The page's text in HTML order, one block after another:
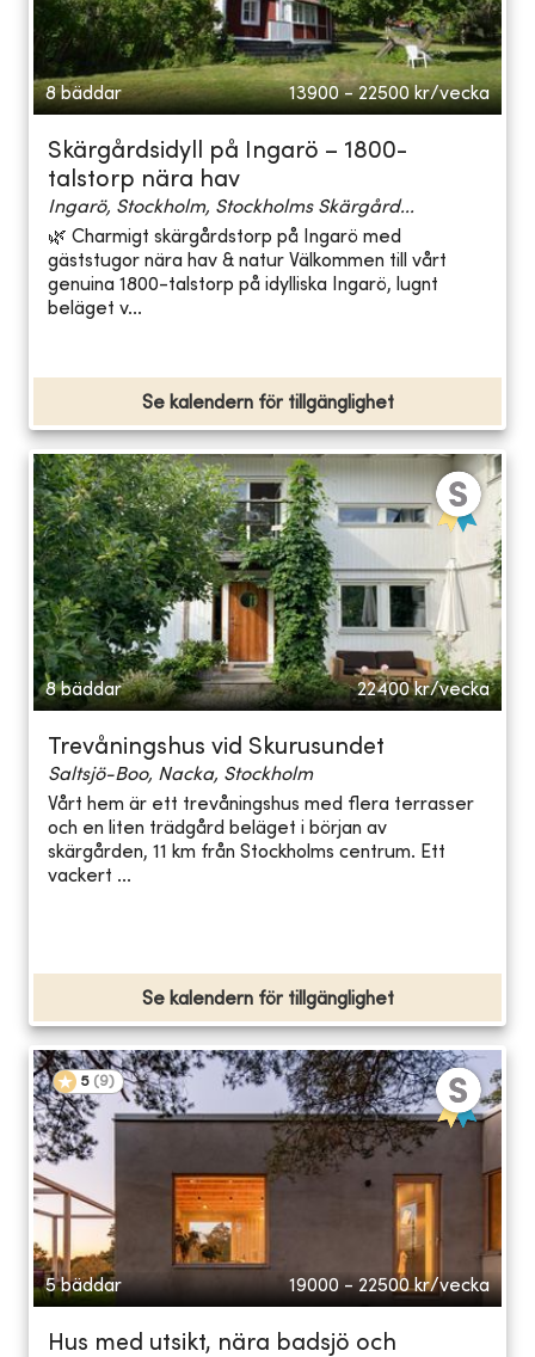
8 bäddar 13900 - 22500 kr/vecka
Skärgårdsidyll på Ingarö – 1800-
talstorp nära hav
Ingarö, Stockholm, Stockholms Skärgård...
🌿 Charmigt skärgårdstorp på Ingarö med
gäststugor nära hav & natur Välkommen till vårt
genuina 1800-talstorp på idylliska Ingarö, lugnt
beläget v...
Se kalendern för tillgänglighet
8 bäddar 22400 kr/vecka
Trevåningshus vid Skurusundet
Saltsjö-Boo, Nacka, Stockholm
Vårt hem är ett trevåningshus med flera terrasser
och en liten trädgård beläget i början av
skärgården, 11 km från Stockholms centrum. Ett
vackert ...
Se kalendern för tillgänglighet
5 (9)
5 bäddar 19000 - 22500 kr/vecka
Hus med utsikt, nära badsjö och